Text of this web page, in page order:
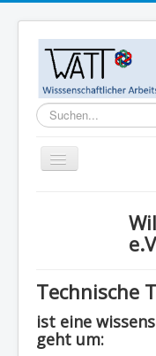
Suchen...
Toggle
Navigation
MegaWATT-
Das Junge
Technische
ist eine
geht um: